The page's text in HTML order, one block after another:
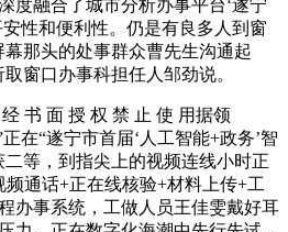
度融合了城市分析办事平台‘遂宁
性和便利性。仍是有良多人到窗
那头的处事群众曹先生沟通起
窗口办事科担任人邹劲说。
书 面 授 权 禁 止 使 用据领
在“遂宁市首届‘人工智能+政务’智
等，到指尖上的视频连线小时正
通话+正在线核验+材料上传+工
办事系统，工做人员王佳雯戴好耳